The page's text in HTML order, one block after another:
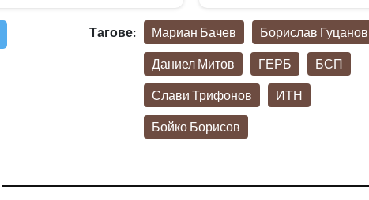
Тагове: Мариан Бачев Борислав Гуцанов
Даниел Митов ГЕРБ БСП
Слави Трифонов ИТН
Бойко Борисов